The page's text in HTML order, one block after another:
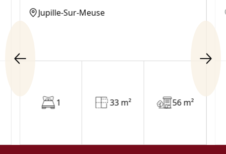
Jupille-Sur-Meuse
1 33 m² 56 m²